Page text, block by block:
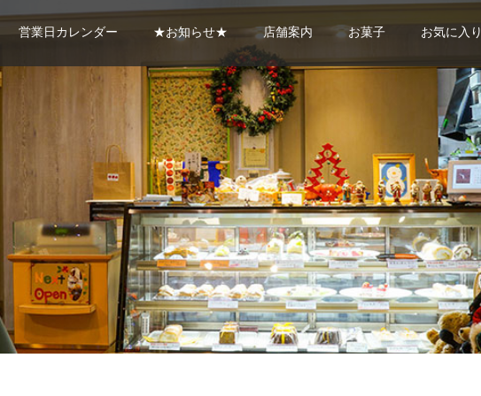
営業日カレンダー ★お知らせ★ 店舗案内 お菓子 お気に入り